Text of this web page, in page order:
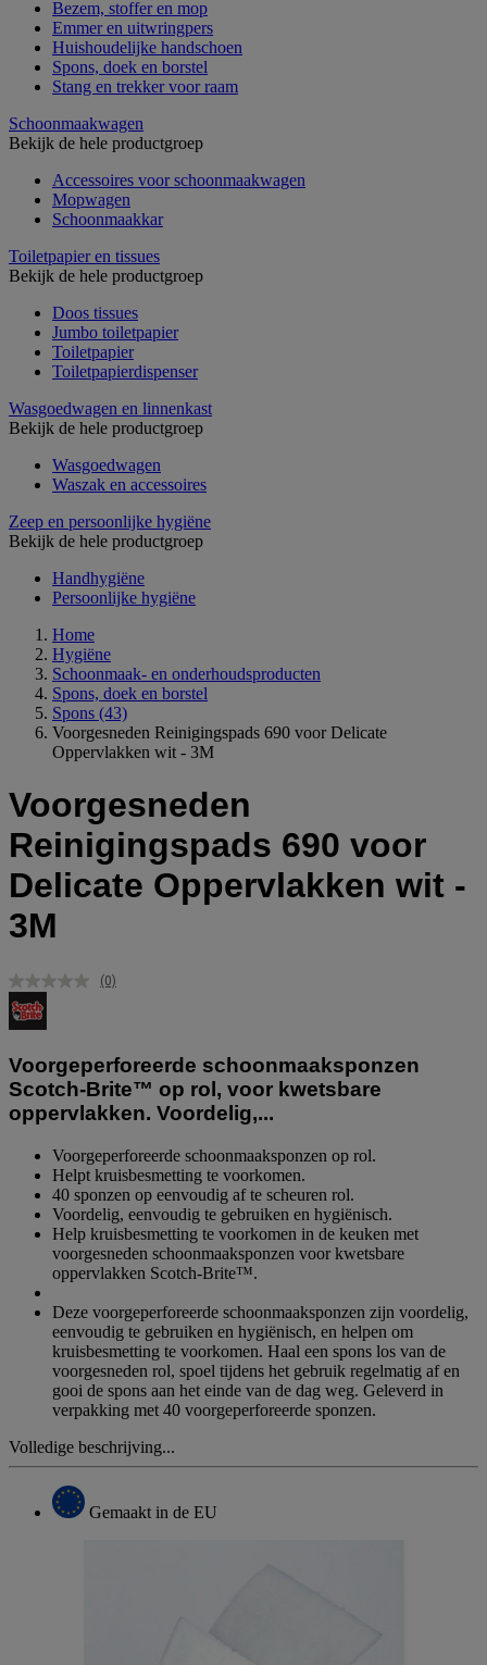
Bezem, stoffer en mop
Emmer en uitwringpers
Huishoudelijke handschoen
Spons, doek en borstel
Stang en trekker voor raam
Schoonmaakwagen
Bekijk de hele productgroep
Accessoires voor schoonmaakwagen
Mopwagen
Schoonmaakkar
Toiletpapier en tissues
Bekijk de hele productgroep
Doos tissues
Jumbo toiletpapier
Toiletpapier
Toiletpapierdispenser
Wasgoedwagen en linnenkast
Bekijk de hele productgroep
Wasgoedwagen
Waszak en accessoires
Zeep en persoonlijke hygiëne
Bekijk de hele productgroep
Handhygiëne
Persoonlijke hygiëne
Home
Hygiëne
Schoonmaak- en onderhoudsproducten
Spons, doek en borstel
Spons (43)
Voorgesneden Reinigingspads 690 voor Delicate
Oppervlakken wit - 3M
Voorgesneden
Reinigingspads 690 voor
Delicate Oppervlakken wit -
3M
Geen
(0)
Voorgeperforeerde schoonmaaksponzen
Scotch-Brite™ op rol, voor kwetsbare
oppervlakken. Voordelig,...
Voorgeperforeerde schoonmaaksponzen op rol.
Helpt kruisbesmetting te voorkomen.
40 sponzen op eenvoudig af te scheuren rol.
Voordelig, eenvoudig te gebruiken en hygiënisch.
Help kruisbesmetting te voorkomen in de keuken met
voorgesneden schoonmaaksponzen voor kwetsbare
oppervlakken Scotch-Brite™.
Deze voorgeperforeerde schoonmaaksponzen zijn voordelig,
eenvoudig te gebruiken en hygiënisch, en helpen om
kruisbesmetting te voorkomen. Haal een spons los van de
voorgesneden rol, spoel tijdens het gebruik regelmatig af en
gooi de spons aan het einde van de dag weg. Geleverd in
verpakking met 40 voorgeperforeerde sponzen.
Volledige beschrijving...
Gemaakt in de EU